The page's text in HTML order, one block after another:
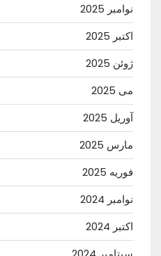
نوامبر 2025
اکتبر 2025
ژوئن 2025
می 2025
آوریل 2025
مارس 2025
فوریه 2025
نوامبر 2024
اکتبر 2024